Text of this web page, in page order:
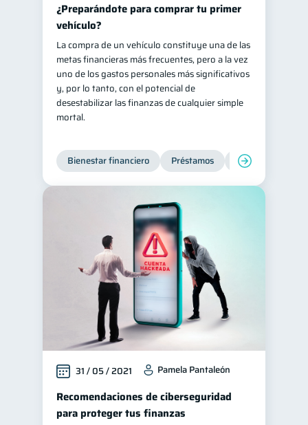
¿Preparándote para comprar tu primer
vehículo?
La compra de un vehículo constituye una de las
metas financieras más frecuentes, pero a la vez
uno de los gastos personales más significativos
y, por lo tanto, con el potencial de
desestabilizar las finanzas de cualquier simple
mortal.
Bienestar financiero Préstamos Ahorro
31 / 05 / 2021 Pamela Pantaleón
Recomendaciones de ciberseguridad
para proteger tus finanzas